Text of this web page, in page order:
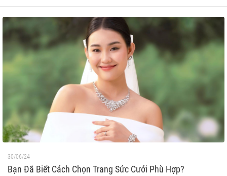
30/06/24
Bạn Đã Biết Cách Chọn Trang Sức Cưới Phù Hợp?